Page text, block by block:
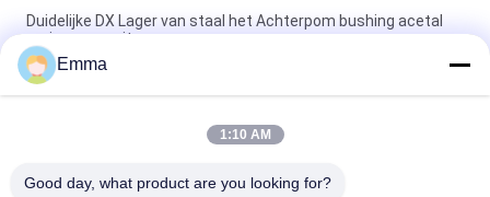
Duidelijke DX Lager van staal het Achterpom bushing acetal
resin composite
Diamond Oil Pockets POM Bushings Steel Back POM Bearing
Boundary Lubricating
Staal Terug Gesinterd Brons POM Bushing Composite Plain
Emma
1:10 AM
Good day, what product are you looking for?